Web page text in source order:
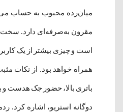
میان‌‌رده محبوب به حساب
مقرون به‌صرفه‌ای دارد.
است و چیزی بیشتر از یک
همراه خواهد بود. از نکات
باتری بالا، حضور جک هدست و